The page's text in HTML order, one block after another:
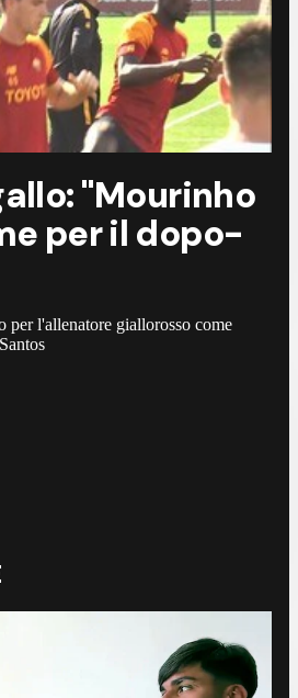
"Mourinho
per il dopo-
per l'allenatore giallorosso come